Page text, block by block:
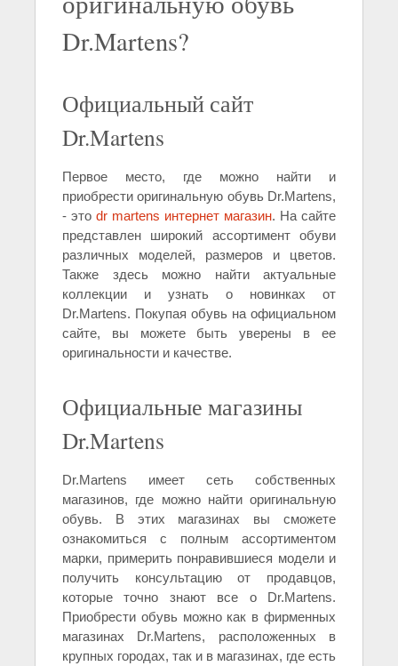
Dr.Martens?
Официальный сайт
Dr.Martens
Первое место, где можно найти и
приобрести оригинальную обувь Dr.Martens,
- это dr martens интернет магазин. На сайте
представлен широкий ассортимент обуви
различных моделей, размеров и цветов.
Также здесь можно найти актуальные
коллекции и узнать о новинках от
Dr.Martens. Покупая обувь на официальном
сайте, вы можете быть уверены в ее
оригинальности и качестве.
Официальные магазины
Dr.Martens
Dr.Martens имеет сеть собственных
магазинов, где можно найти оригинальную
обувь. В этих магазинах вы сможете
ознакомиться с полным ассортиментом
марки, примерить понравившиеся модели и
получить консультацию от продавцов,
которые точно знают все о Dr.Martens.
Приобрести обувь можно как в фирменных
магазинах Dr.Martens, расположенных в
крупных городах, так и в магазинах, где есть